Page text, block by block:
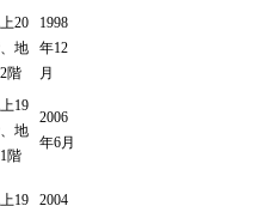
20
地
階
1998
年12
月
19
地
階
2006
年6月
19
2004